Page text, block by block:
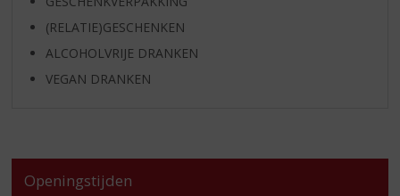
(RELATIE)GESCHENKEN
ALCOHOLVRIJE DRANKEN
VEGAN DRANKEN
Openingstijden